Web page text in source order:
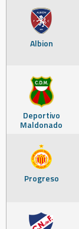
Albion
Deportivo
Maldonado
Progreso